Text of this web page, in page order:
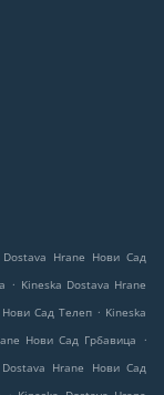
Dostava Hrane Нови Сад
. Kineska Dostava Hrane
Нови Сад Телеп . Kineska
Нови Сад Грбавица
.
Dostava Hrane Нови Сад